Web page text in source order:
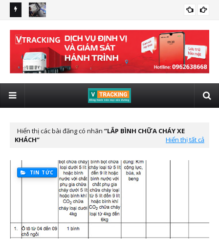
hình ảnh từ 01/01/2025
LẮP ĐỊNH VỊ VIETTEL CHO XE ĐẦU KÉO
Hiển thị các bài đăng có nhãn
LẮP BÌNH CHỮA CHÁY XE
KHÁCH
Hiển thị tất cả
TIN TỨC